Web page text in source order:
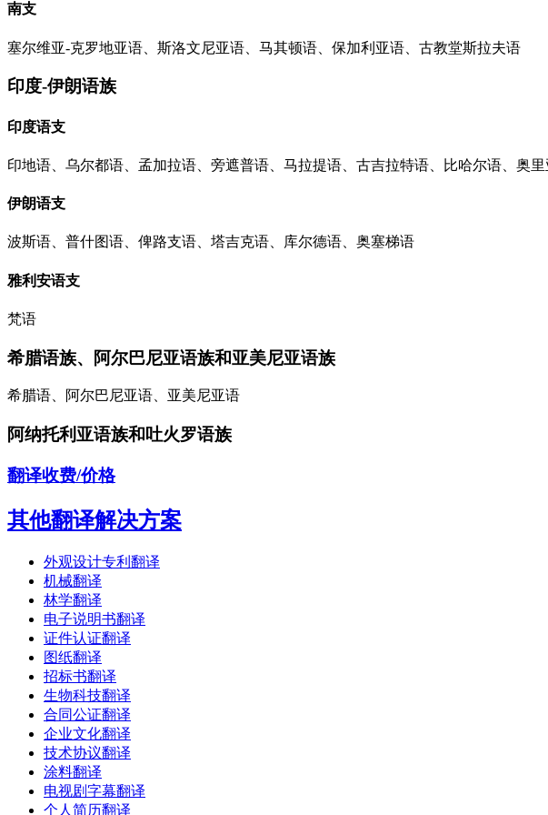
南支
塞尔维亚-克罗地亚语、斯洛文尼亚语、马其顿语、保加利亚语、古教堂斯拉夫语
印度-伊朗语族
印度语支
印地语、乌尔都语、孟加拉语、旁遮普语、马拉提语、古吉拉特语、比哈尔语、奥
伊朗语支
波斯语、普什图语、俾路支语、塔吉克语、库尔德语、奥塞梯语
雅利安语支
梵语
希腊语族、阿尔巴尼亚语族和亚美尼亚语族
希腊语、阿尔巴尼亚语、亚美尼亚语
阿纳托利亚语族和吐火罗语族
翻译收费/价格
其他翻译解决方案
外观设计专利翻译
机械翻译
林学翻译
电子说明书翻译
证件认证翻译
图纸翻译
招标书翻译
生物科技翻译
合同公证翻译
企业文化翻译
技术协议翻译
涂料翻译
电视剧字幕翻译
个人简历翻译